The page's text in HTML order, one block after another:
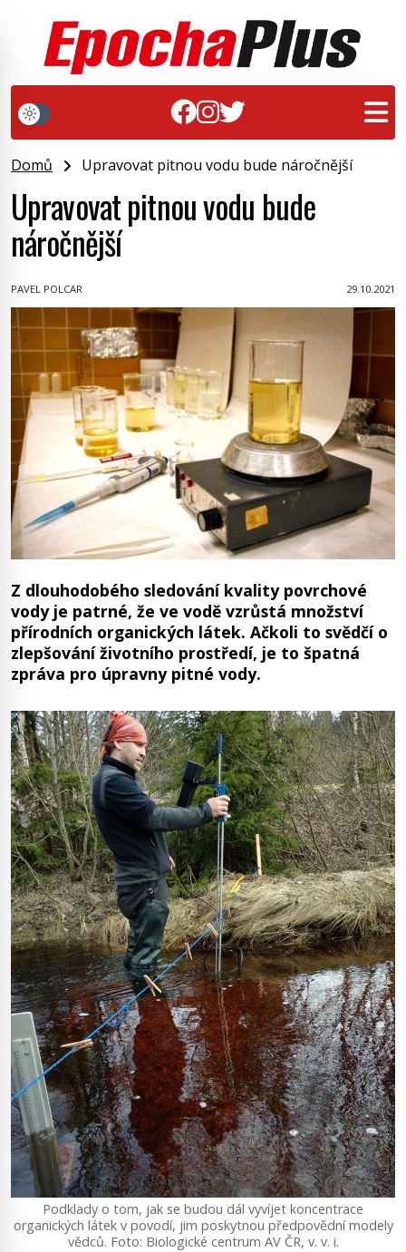
Domů Upravovat pitnou vodu bude náročnější
Upravovat pitnou vodu bude
náročnější
PAVEL POLCAR 29.10.2021
Z dlouhodobého sledování kvality povrchové
vody je patrné, že ve vodě vzrůstá množství
přírodních organických látek. Ačkoli to svědčí o
zlepšování životního prostředí, je to špatná
zpráva pro úpravny pitné vody.
Podklady o tom, jak se budou dál vyvíjet koncentrace
organických látek v povodí, jim poskytnou předpovědní modely
vědců. Foto: Biologické centrum AV ČR, v. v. i.